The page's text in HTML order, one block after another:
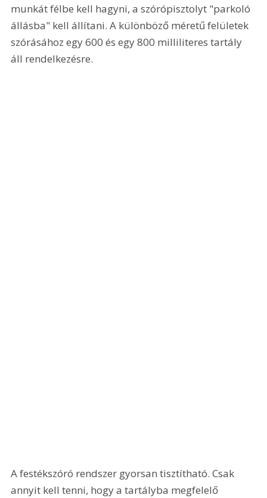
munkát félbe kell hagyni, a szórópisztolyt "parkoló
állásba" kell állítani. A különböző méretű felületek
szórásához egy 600 és egy 800 milliliteres tartály
áll rendelkezésre.
A festékszóró rendszer gyorsan tisztítható. Csak
annyit kell tenni, hogy a tartályba megfelelő